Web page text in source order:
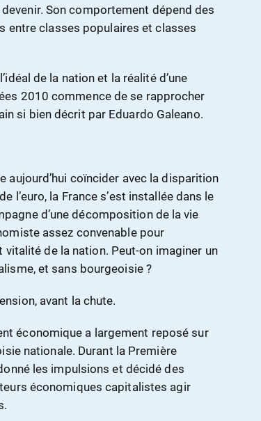
Son comportement dépend des
entre classes populaires et classes
de la nation et la réalité d’une
2010 commence de se rapprocher
si bien décrit par Eduardo Galeano.
aujourd’hui coïncider avec la disparition
l’euro, la France s’est installée dans le
d’une décomposition de la vie
assez convenable pour
de la nation. Peut-on imaginer un
et sans bourgeoisie ?
avant la chute.
économique a largement reposé sur
nationale. Durant la Première
les impulsions et décidé des
économiques capitalistes agir